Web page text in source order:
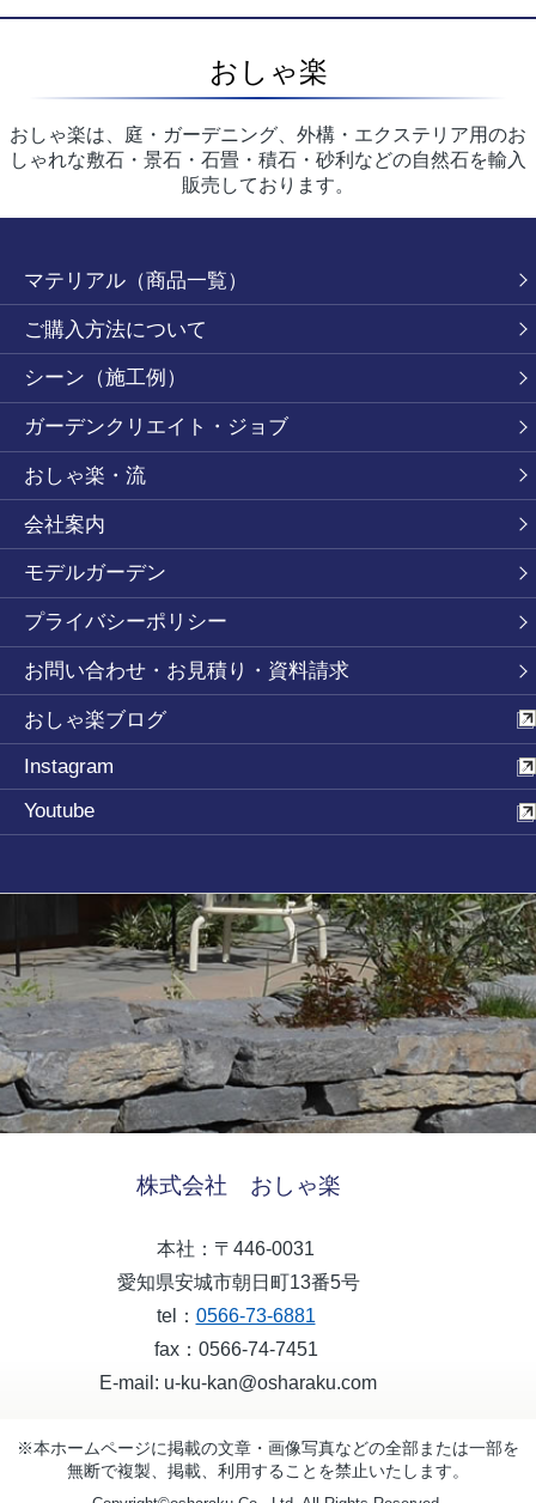
おしゃ楽
おしゃ楽は、庭・ガーデニング、外構・エクステリア用のお
しゃれな敷石・景石・石畳・積石・砂利などの自然石を輸入
販売しております。
マテリアル（商品一覧）
ご購入方法について
シーン（施工例）
ガーデンクリエイト・ジョブ
おしゃ楽・流
会社案内
モデルガーデン
プライバシーポリシー
お問い合わせ・お見積り・資料請求
おしゃ楽ブログ
Instagram
Youtube
株式会社 おしゃ楽
本社：〒446-0031
愛知県安城市朝日町13番5号
tel： 0566-73-6881
fax：0566-74-7451
E-mail: u-ku-kan@osharaku.com
※本ホームページに掲載の文章・画像写真などの全部または一部を
無断で複製、掲載、利用することを禁止いたします。